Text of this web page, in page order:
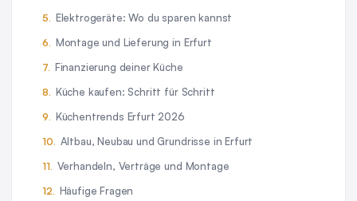
Elektrogeräte: Wo du sparen kannst
Montage und Lieferung in Erfurt
Finanzierung deiner Küche
Küche kaufen: Schritt für Schritt
Küchentrends Erfurt 2026
Altbau, Neubau und Grundrisse in Erfurt
Verhandeln, Verträge und Montage
Häufige Fragen